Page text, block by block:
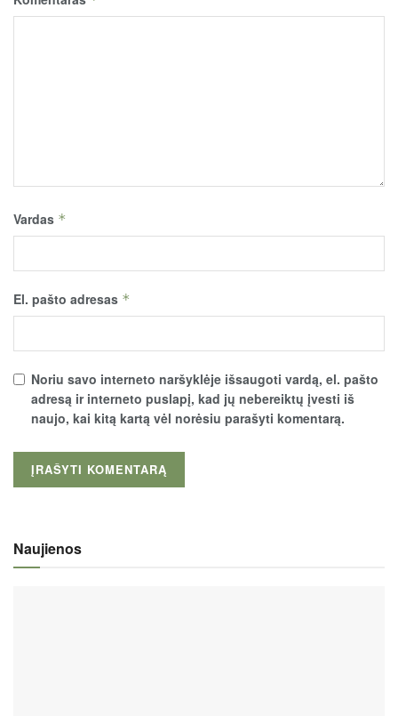
Vardas *
El. pašto adresas *
Noriu savo interneto naršyklėje išsaugoti vardą, el. pašto
adresą ir interneto puslapį, kad jų nebereiktų įvesti iš
naujo, kai kitą kartą vėl norėsiu parašyti komentarą.
Naujienos